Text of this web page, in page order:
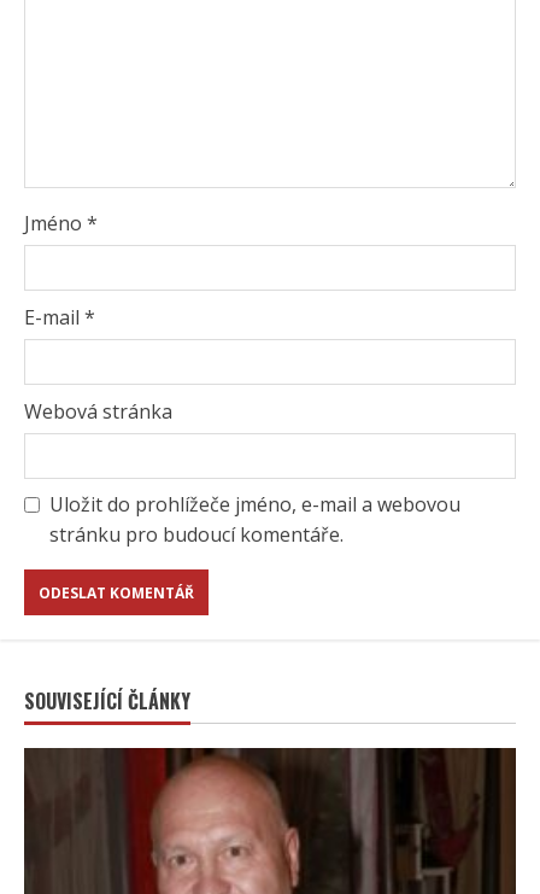
Jméno *
E-mail *
Webová stránka
Uložit do prohlížeče jméno, e-mail a webovou
stránku pro budoucí komentáře.
SOUVISEJÍCÍ ČLÁNKY